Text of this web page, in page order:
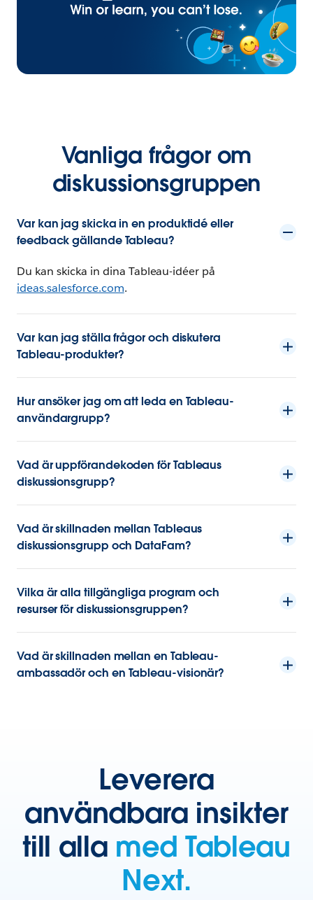
Vanliga frågor om
diskussionsgruppen
Var kan jag skicka in en produktidé eller
feedback gällande Tableau?
Du kan skicka in dina Tableau-idéer på
ideas.salesforce.com.
Var kan jag ställa frågor och diskutera
Tableau-produkter?
Hur ansöker jag om att leda en Tableau-
användargrupp?
Vad är uppförandekoden för Tableaus
diskussionsgrupp?
Vad är skillnaden mellan Tableaus
diskussionsgrupp och DataFam?
Vilka är alla tillgängliga program och
resurser för diskussionsgruppen?
Vad är skillnaden mellan en Tableau-
ambassadör och en Tableau-visionär?
Leverera
användbara insikter
till alla med Tableau
Next.